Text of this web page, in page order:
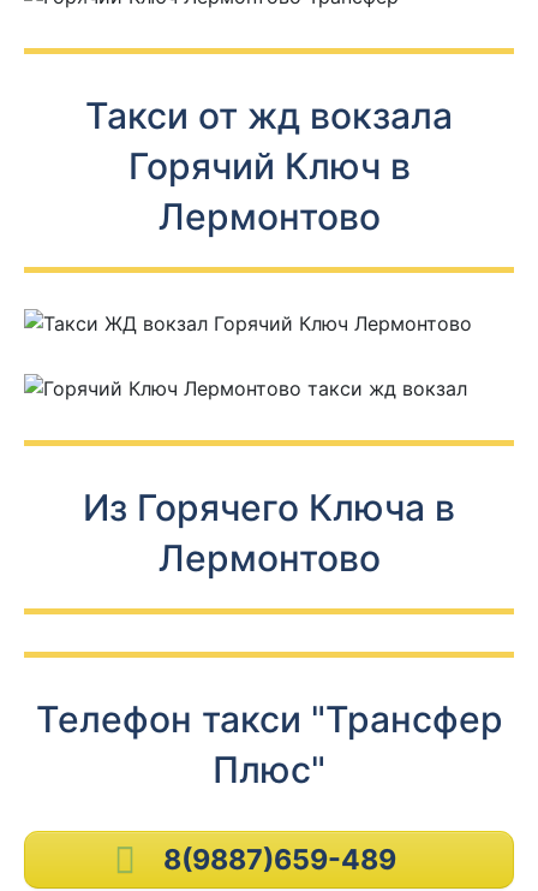
Такси от жд вокзала
Горячий Ключ в
Лермонтово
Из Горячего Ключа в
Лермонтово
Телефон такси "Трансфер
Плюс"
8(9887)659-489